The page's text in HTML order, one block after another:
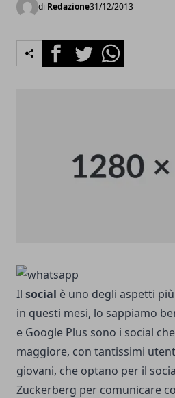
di Redazione31/12/2013
FacebookTwitterWhatsapp
Il social è uno degli aspetti
in questi mesi, lo sappiamo
e Google Plus sono i social
maggiore, con tantissimi
giovani, che optano per il
Zuckerberg per comunicare